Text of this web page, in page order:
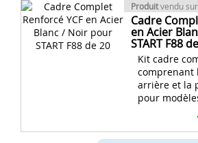
Cadre de booster 2004
Cadre de derbi neuf
Produitvendu
Cadre
en Acier
START F88
Kit cadre
comprenant
arrière et la
pour